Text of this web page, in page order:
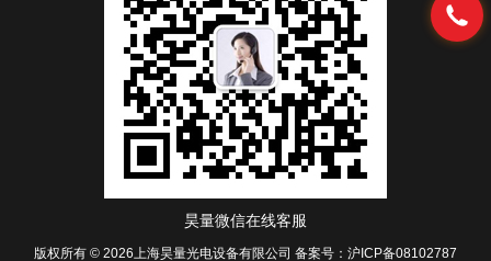
昊量微信在线客服
版权所有 © 2026上海昊量光电设备有限公司 备案号：沪ICP备08102787